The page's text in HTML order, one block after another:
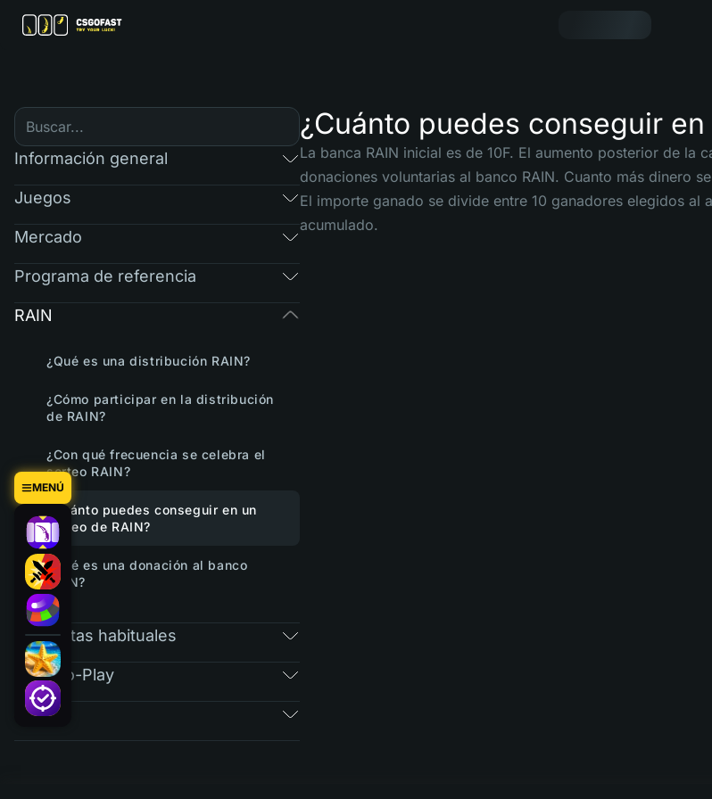
MENÚ
Información general
Juegos
Mercado
Programa de referencia
RAIN
¿Qué es una distribución RAIN?
¿Cómo participar en la distribución
de RAIN?
¿Con qué frecuencia se celebra el
sorteo RAIN?
¿Cuánto puedes conseguir en un
sorteo de RAIN?
¿Qué es una donación al banco
RAIN?
Preguntas habituales
Free-To-Play
Tickets
¿Cuánto puedes conseguir
La banca RAIN inicial es de 10F. El aumento posterior de
donaciones voluntarias al banco RAIN. Cuanto más dinero
El importe ganado se divide entre 10 ganadores elegidos
acumulado.